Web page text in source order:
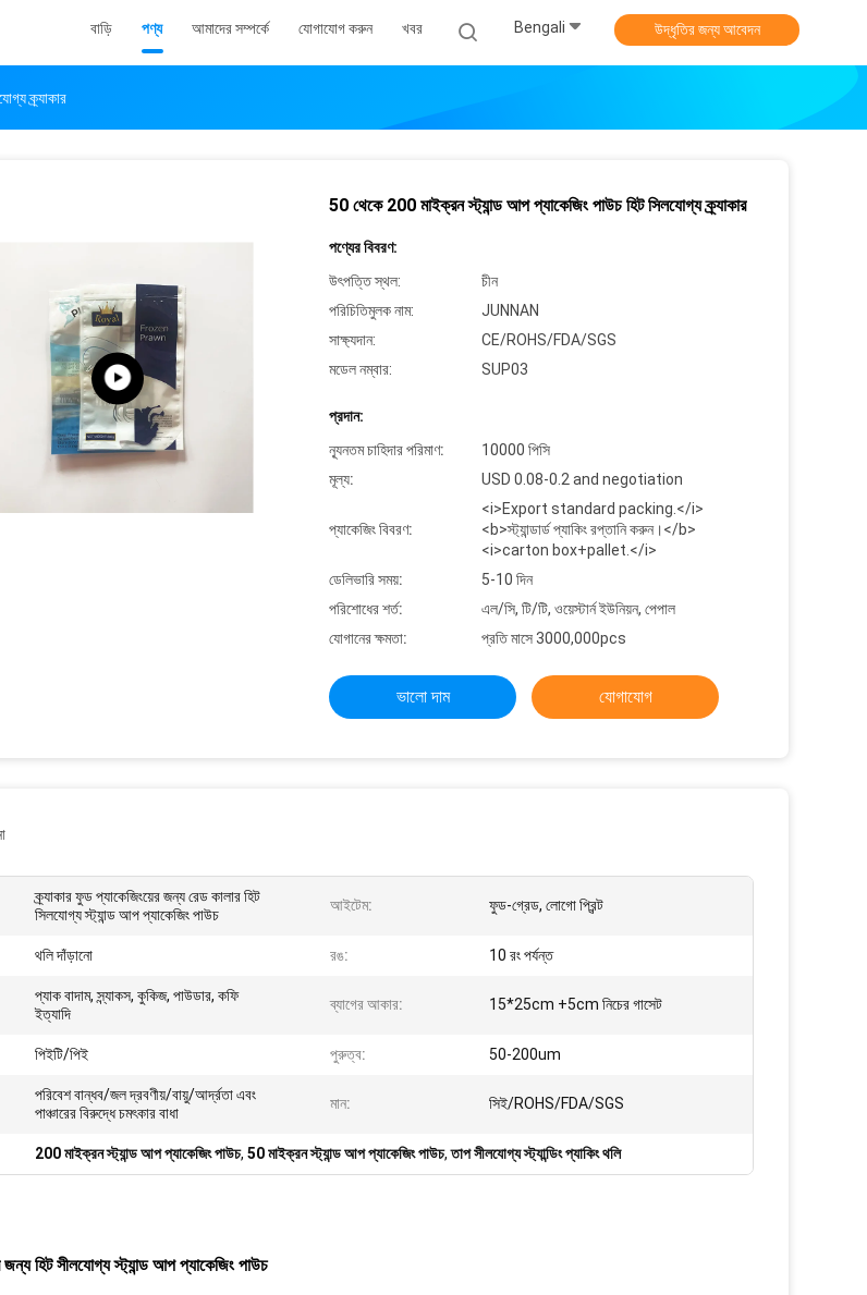
বাড়ি পণ্য আমাদের সম্পর্কে যোগাযোগ করুন খবর Bengali উদ্ধৃতির জন্য আবেদন
ক্র্যাকার
50 থেকে 200 মাইক্রন স্ট্যান্ড আপ প্যাকেজিং পাউচ হিট সিলযোগ্য ক্র্যাকার
পণ্যের বিবরণ:
উৎপত্তি স্থল:
চীন
পরিচিতিমুলক নাম:
JUNNAN
সাক্ষ্যদান:
CE/ROHS/FDA/SGS
মডেল নম্বার:
SUP03
প্রদান:
ন্যূনতম চাহিদার পরিমাণ:
10000 পিসি
মূল্য:
USD 0.08-0.2 and negotiation
প্যাকেজিং বিবরণ:
<i>Export standard packing.</i>
<b>স্ট্যান্ডার্ড প্যাকিং রপ্তানি করুন।</b>
<i>carton box+pallet.</i>
ডেলিভারি সময়:
5-10 দিন
পরিশোধের শর্ত:
এল/সি, টি/টি, ওয়েস্টার্ন ইউনিয়ন, পেপাল
যোগানের ক্ষমতা:
প্রতি মাসে 3000,000pcs
ভালো দাম যোগাযোগ
ক্র্যাকার ফুড প্যাকেজিংয়ের জন্য রেড কালার হিট
সিলযোগ্য স্ট্যান্ড আপ প্যাকেজিং পাউচ
আইটেম: ফুড-গ্রেড, লোগো প্রিন্ট
থলি দাঁড়ানো রঙ: 10 রং পর্যন্ত
প্যাক বাদাম, স্ন্যাকস, কুকিজ, পাউডার, কফি
ইত্যাদি
ব্যাগের আকার: 15*25cm +5cm নিচের গাসেট
পিইটি/পিই পুরুত্ব: 50-200um
পরিবেশ বান্ধব/জল দ্রবণীয়/বায়ু/আর্দ্রতা এবং
পাঞ্চারের বিরুদ্ধে চমৎকার বাধা
মান: সিই/ROHS/FDA/SGS
200 মাইক্রন স্ট্যান্ড আপ প্যাকেজিং পাউচ, 50 মাইক্রন স্ট্যান্ড আপ প্যাকেজিং পাউচ,তাপ সীলযোগ্য স্ট্যান্ডিং প্যাকিং থলি
জন্য হিট সীলযোগ্য স্ট্যান্ড আপ প্যাকেজিং পাউচ